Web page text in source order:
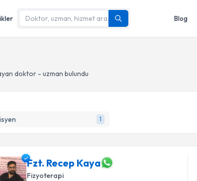
Blog
doktor - uzman bulundu
1
Fzt. Recep Kaya
Fizyoterapi